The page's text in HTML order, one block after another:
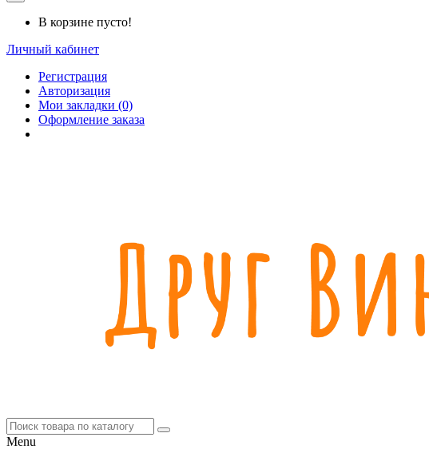
В корзине пусто!
Личный кабинет
Регистрация
Авторизация
Мои закладки (0)
Оформление заказа
Menu